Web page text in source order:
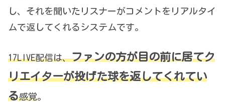
し、それを聞いたリスナーがコメントをリアルタイ
ムで返してくれるシステムです。
17LIVE配信は、ファンの方が目の前に居てク
リエイターが投げた球を返してくれてい
る感覚。